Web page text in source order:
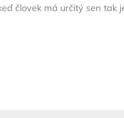
človek má určitý sen tak